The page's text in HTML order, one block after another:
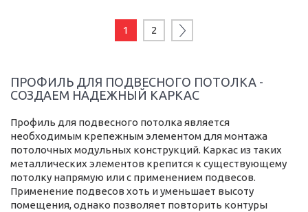
1 2
ПРОФИЛЬ ДЛЯ ПОДВЕСНОГО ПОТОЛКА -
СОЗДАЕМ НАДЕЖНЫЙ КАРКАС
Профиль для подвесного потолка является
необходимым крепежным элементом для монтажа
потолочных модульных конструкций. Каркас из таких
металлических элементов крепится к существующему
потолку напрямую или с применением подвесов.
Применение подвесов хоть и уменьшает высоту
помещения, однако позволяет повторить контуры